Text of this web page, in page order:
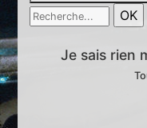
Je sais rien